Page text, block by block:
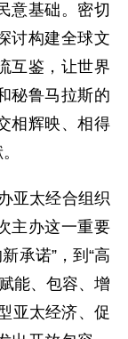
意基础。密切
讨构建全球文
互鉴，让世界
秘鲁马拉斯的
相辉映、相得
亚太经合组织
主办这一重要
承诺”，到“高
能、包容、增
亚太经济、促